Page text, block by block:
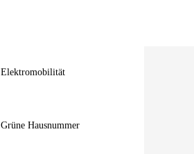
Elektromobilität
Grüne Hausnummer